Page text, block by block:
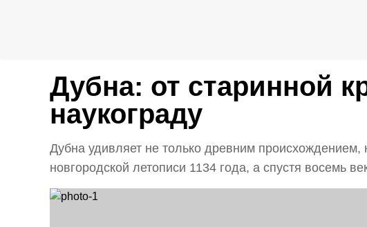
Дубна: от старинной
наукограду
Дубна удивляет не только древним
новгородской летописи 1134 года, а спустя восемь